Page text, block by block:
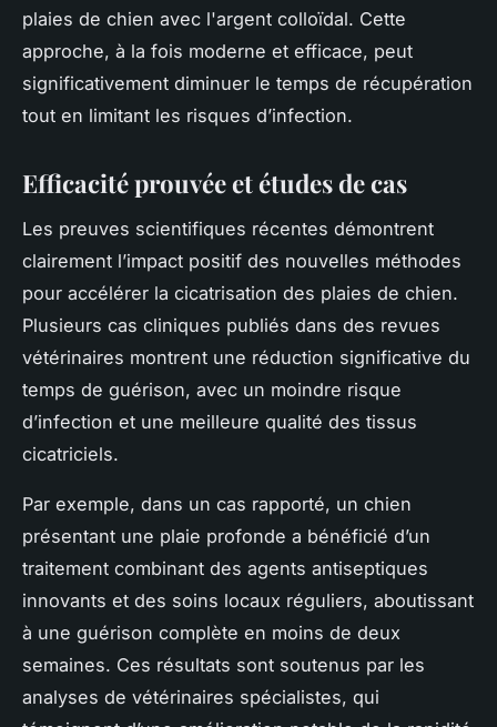
plaies de chien avec l'argent colloïdal. Cette
approche, à la fois moderne et efficace, peut
significativement diminuer le temps de récupération
tout en limitant les risques d’infection.
Efficacité prouvée et études de cas
Les preuves scientifiques récentes démontrent
clairement l’impact positif des nouvelles méthodes
pour accélérer la cicatrisation des plaies de chien.
Plusieurs cas cliniques publiés dans des revues
vétérinaires montrent une réduction significative du
temps de guérison, avec un moindre risque
d’infection et une meilleure qualité des tissus
cicatriciels.
Par exemple, dans un cas rapporté, un chien
présentant une plaie profonde a bénéficié d’un
traitement combinant des agents antiseptiques
innovants et des soins locaux réguliers, aboutissant
à une guérison complète en moins de deux
semaines. Ces résultats sont soutenus par les
analyses de vétérinaires spécialistes, qui